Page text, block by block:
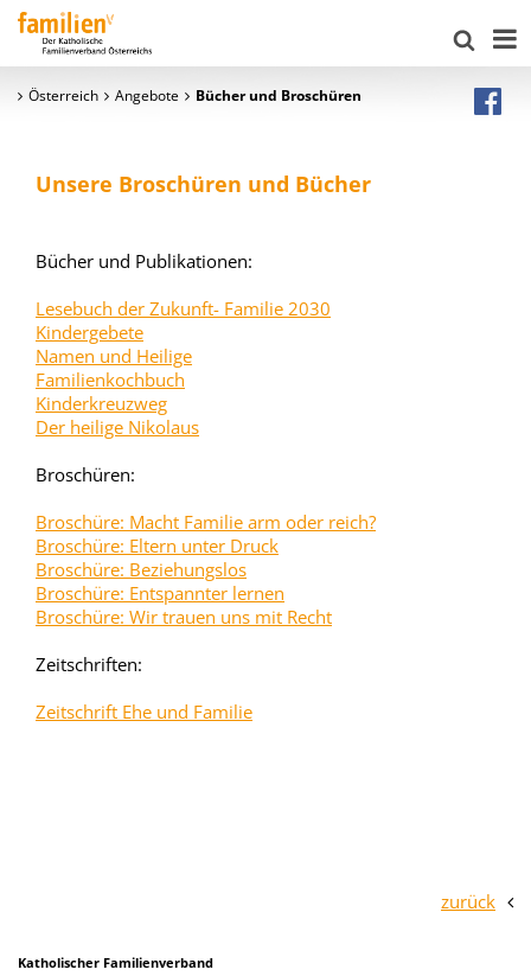
Österreich Angebote Bücher und Broschüren
Unsere Broschüren und Bücher
Bücher und Publikationen:
Lesebuch der Zukunft- Familie 2030
Kindergebete
Namen und Heilige
Familienkochbuch
Kinderkreuzweg
Der heilige Nikolaus
Broschüren:
Broschüre: Macht Familie arm oder reich?
Broschüre: Eltern unter Druck
Broschüre: Beziehungslos
Broschüre: Entspannter lernen
Broschüre: Wir trauen uns mit Recht
Zeitschriften:
Zeitschrift Ehe und Familie
zurück
Katholischer Familienverband